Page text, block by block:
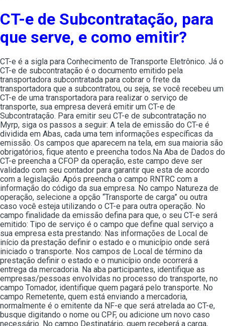
CT-e de Subcontratação, para
que serve, e como emitir?
CT-e é a sigla para Conhecimento de Transporte Eletrônico. Já o
CT-e de subcontratação é o documento emitido pela
transportadora subcontratada para cobrar o frete da
transportadora que a subcontratou, ou seja, se você recebeu um
CT-e de uma transportadora para realizar o serviço de
transporte, sua empresa deverá emitir um CT-e de
Subcontratação. Para emitir seu CT-e de subcontratação no
Myrp, siga os passos a seguir: A tela de emissão do CT-e é
dividida em Abas, cada uma tem informações específicas da
emissão. Os campos que aparecem na tela, em sua maioria são
obrigatórios, fique atento e preencha todos.Na Aba de Dados do
CT-e preencha a CFOP da operação, este campo deve ser
validado com seu contador para garantir que esta de acordo
com a legislação. Após preencha o campo RNTRC com a
informação do código da sua empresa. No campo Natureza de
operação, selecione a opção “Transporte de carga” ou outra
caso você esteja utilizando o CT-e para outra operação. No
campo finalidade da emissão defina para que, o seu CT-e será
emitido: Tipo de serviço é o campo que define qual serviço a
sua empresa esta prestando: Nas informações de Local de
início da prestação definir o estado e o município onde será
iniciado o transporte. Nos campos de Local de término da
prestação definir o estado e o município onde ocorrerá a
entrega da mercadoria. Na aba participantes, identifique as
empresas/pessoas envolvidas no processo do transporte, no
campo Tomador, identifique quem pagará pelo transporte. No
campo Remetente, quem está enviando a mercadoria,
normalmente é o emitente da NF-e que será atrelada ao CT-e,
busque digitando o nome ou CPF, ou adicione um novo caso
necessário. No campo Destinatário, quem receberá a carga,